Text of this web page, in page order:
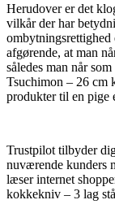
Herudover er det
vilkår der har
ombytningsrettighed
afgørende, at man
således man når
Tsuchimon – 26 cm
produkter til en pige
Trustpilot tilbyder
nuværende kunders
læser internet
kokkekniv – 3 lag